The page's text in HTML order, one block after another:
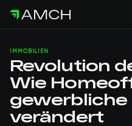
IMMOBILIEN
Revolution
Wie
gewerbliche
verändert